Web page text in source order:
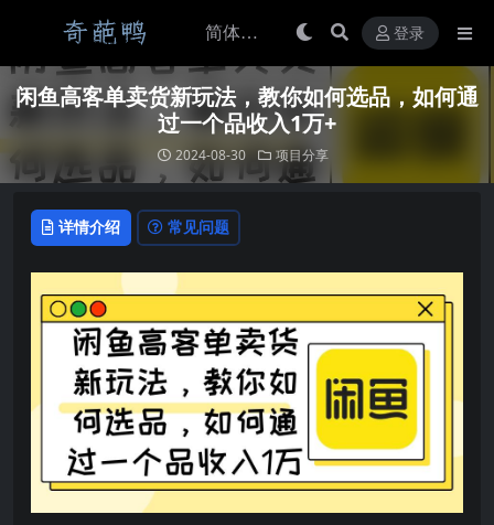
登录
闲鱼高客单卖货新玩法，教你如何选品，如何通
过一个品收入1万+
2024-08-30 项目分享
详情介绍 常见问题